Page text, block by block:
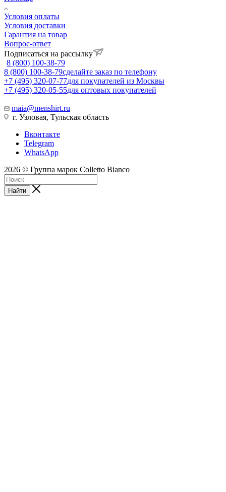
Условия оплаты
Условия доставки
Гарантия на товар
Вопрос-ответ
Подписаться на рассылку
8 (800) 100-38-79
8 (800) 100-38-79сделайте заказ по телефону
+7 (495) 320-07-77для покупателей из Москвы
+7 (495) 320-05-55для оптовых покупателей
maia@menshirt.ru
г. Узловая, Тульская область
Вконтакте
Telegram
WhatsApp
2026 © Группа марок Colletto Bianco
Найти